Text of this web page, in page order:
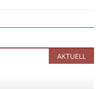
AKTUELL